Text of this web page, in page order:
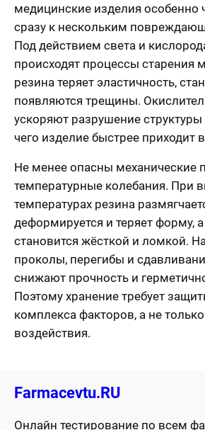
медицинские изделия особенно
сразу к нескольким
Под действием света и
происходят процессы старения
резина теряет эластичность,
появляются трещины.
ускоряют разрушение
чего изделие быстрее приходит
Не менее опасны механические
температурные колебания. При
температурах резина
деформируется и теряет форму,
становится жёсткой и ломкой.
проколы, перегибы и
снижают прочность и
Поэтому хранение требует
комплекса факторов, а не
воздействия.
Farmacevtu.RU
Онлайн тестирование по всем